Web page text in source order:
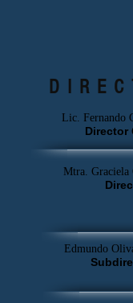
Lic. Fernando
Director
Mtra. Graciela
Edmundo